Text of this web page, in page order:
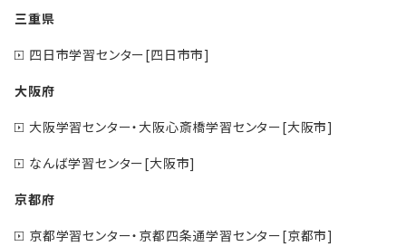
三重県
四日市学習センター[四日市市]
大阪府
大阪学習センター・大阪心斎橋学習センター[大阪市]
なんば学習センター[大阪市]
京都府
京都学習センター・京都四条通学習センター[京都市]